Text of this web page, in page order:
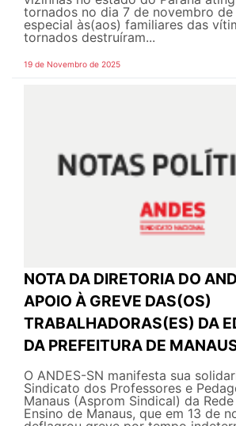
tornados no dia 7 de novembro
especial às(aos) familiares das
tornados destruíram...
19 de Novembro de 2025
NOTA DA DIRETORIA DO
APOIO À GREVE DAS(OS)
TRABALHADORAS(ES) DA
DA PREFEITURA DE
O ANDES-SN manifesta sua
Sindicato dos Professores e
Manaus (Asprom Sindical) da
Ensino de Manaus, que em 13 de